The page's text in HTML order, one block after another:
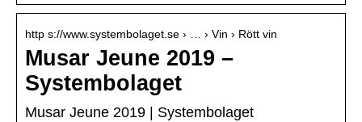
http s://www.systembolaget.se › … › Vin › Rött vin
Musar Jeune 2019 –
Systembolaget
Musar Jeune 2019 | Systembolaget